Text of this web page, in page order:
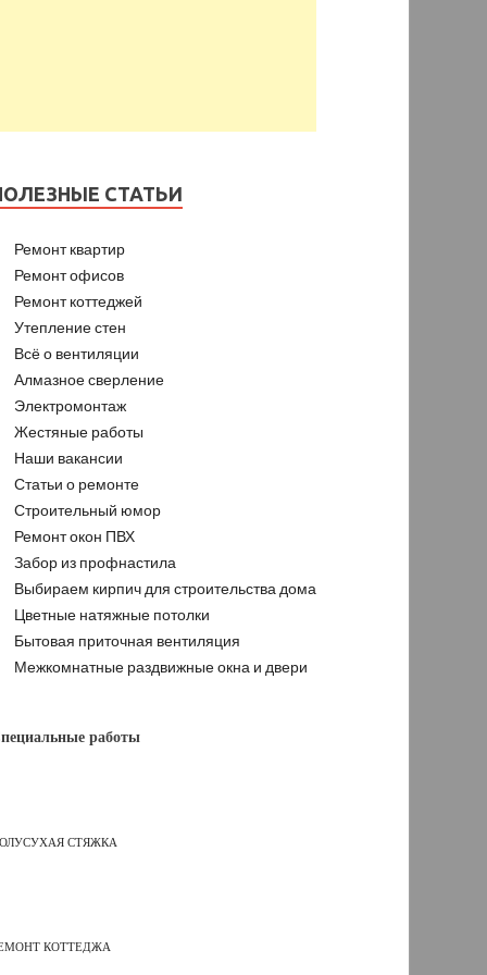
СТАТЬИ
Ремонт квартир
Ремонт офисов
Ремонт коттеджей
Утепление стен
Всё о вентиляции
Алмазное сверление
Электромонтаж
Жестяные работы
Наши вакансии
Статьи о ремонте
Строительный юмор
Ремонт окон ПВХ
Забор из профнастила
Выбираем кирпич для строительства дома
Цветные натяжные потолки
Бытовая приточная вентиляция
Межкомнатные раздвижные окна и двери
работы
СТЯЖКА
КОТТЕДЖА